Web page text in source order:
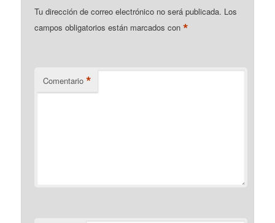
Tu dirección de correo electrónico no será publicada. Los
campos obligatorios están marcados con*
Comentario *